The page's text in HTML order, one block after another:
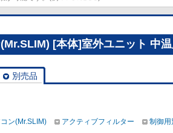
[本体]室外ユニット 中
別売品
ン(Mr.SLIM) アクティブフィルター 制御用